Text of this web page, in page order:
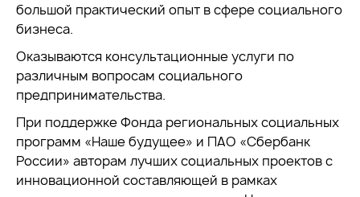
большой практический опыт в сфере социального
бизнеса.
Оказываются консультационные услуги по
различным вопросам социального
предпринимательства.
При поддержке Фонда региональных социальных
программ «Наше будущее» и ПАО «Сбербанк
России» авторам лучших социальных проектов с
инновационной составляющей в рамках